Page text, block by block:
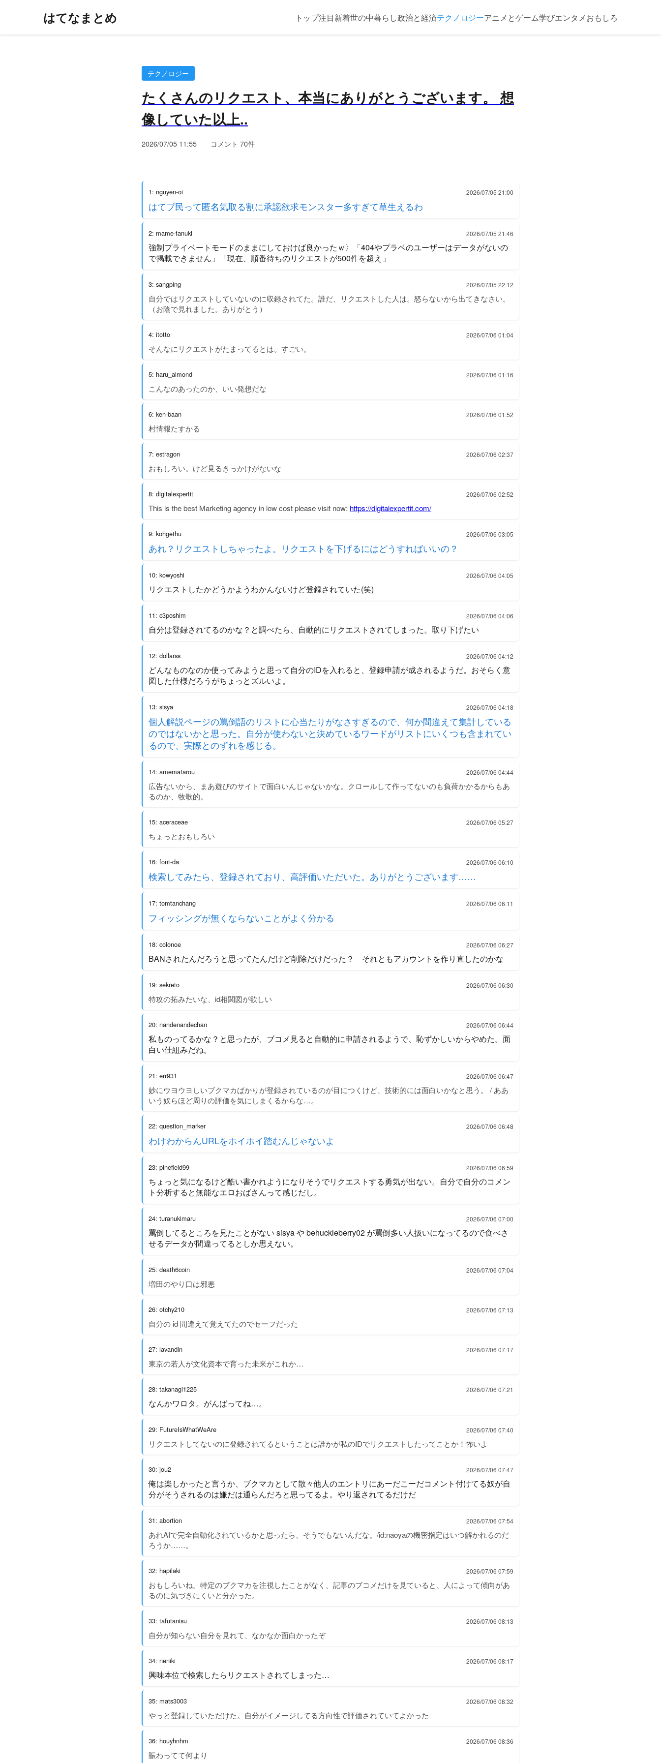
はてなまとめ トップ注目新着世の中暮らし政治と経済テクノロジーアニメとゲーム学びエンタメおもしろ
テクノロジー
たくさんのリクエスト、本当にありがとうございます。 想
像していた以上..
2026/07/05 11:55 コメント 70件
1: nguyen-oi 2026/07/05 21:00
はてブ民って匿名気取る割に承認欲求モンスター多すぎて草生えるわ
2: mame-tanuki 2026/07/05 21:46
強制プライベートモードのままにしておけば良かったｗ〉「404やプラベのユーザーはデータがないの
で掲載できません」「現在、順番待ちのリクエストが500件を超え」
3: sangping 2026/07/05 22:12
自分ではリクエストしていないのに収録されてた。誰だ、リクエストした人は。怒らないから出てきなさい。
（お陰で見れました。ありがとう）
4: itotto 2026/07/06 01:04
そんなにリクエストがたまってるとは。すごい。
5: haru_almond 2026/07/06 01:16
こんなのあったのか、いい発想だな
6: ken-baan 2026/07/06 01:52
村情報たすかる
7: estragon 2026/07/06 02:37
おもしろい。けど見るきっかけがないな
8: digitalexpertit 2026/07/06 02:52
This is the best Marketing agency in low cost please visit now: https://digitalexpertit.com/
9: kohgethu 2026/07/06 03:05
あれ？リクエストしちゃったよ。リクエストを下げるにはどうすればいいの？
10: kowyoshi 2026/07/06 04:05
リクエストしたかどうかようわかんないけど登録されていた(笑)
11: c3poshim 2026/07/06 04:06
自分は登録されてるのかな？と調べたら、自動的にリクエストされてしまった。取り下げたい
12: dollarss 2026/07/06 04:12
どんなものなのか使ってみようと思って自分のIDを入れると、登録申請が成されるようだ。おそらく意
図した仕様だろうがちょっとズルいよ。
13: sisya 2026/07/06 04:18
個人解説ページの罵倒語のリストに心当たりがなさすぎるので、何か間違えて集計している
のではないかと思った。自分が使わないと決めているワードがリストにいくつも含まれてい
るので、実際とのずれを感じる。
14: amematarou 2026/07/06 04:44
広告ないから、まあ遊びのサイトで面白いんじゃないかな。クロールして作ってないのも負荷かかるからもあ
るのか、牧歌的。
15: aceraceae 2026/07/06 05:27
ちょっとおもしろい
16: font-da 2026/07/06 06:10
検索してみたら、登録されており、高評価いただいた。ありがとうございます……
17: tomtanchang 2026/07/06 06:11
フィッシングが無くならないことがよく分かる
18: colonoe 2026/07/06 06:27
BANされたんだろうと思ってたんだけど削除だけだった？ それともアカウントを作り直したのかな
19: sekreto 2026/07/06 06:30
特攻の拓みたいな、id相関図が欲しい
20: nandenandechan 2026/07/06 06:44
私ものってるかな？と思ったが、ブコメ見ると自動的に申請されるようで、恥ずかしいからやめた。面
白い仕組みだね。
21: err931 2026/07/06 06:47
妙にウヨウヨしいブクマカばかりが登録されているのが目につくけど、技術的には面白いかなと思う。 / ああ
いう奴らほど周りの評価を気にしまくるからな…。
22: question_marker 2026/07/06 06:48
わけわからんURLをホイホイ踏むんじゃないよ
23: pinefield99 2026/07/06 06:59
ちょっと気になるけど酷い書かれようになりそうでリクエストする勇気が出ない。自分で自分のコメン
ト分析すると無能なエロおばさんって感じだし。
24: turanukimaru 2026/07/06 07:00
罵倒してるところを見たことがない sisya や behuckleberry02 が罵倒多い人扱いになってるので食べさ
せるデータが間違ってるとしか思えない。
25: death6coin 2026/07/06 07:04
増田のやり口は邪悪
26: otchy210 2026/07/06 07:13
自分の id 間違えて覚えてたのでセーフだった
27: lavandin 2026/07/06 07:17
東京の若人が文化資本で育った未来がこれか…
28: takanagi1225 2026/07/06 07:21
なんかワロタ。がんばってね…。
29: FutureIsWhatWeAre 2026/07/06 07:40
リクエストしてないのに登録されてるということは誰かが私のIDでリクエストしたってことか！怖いよ
30: jou2 2026/07/06 07:47
俺は楽しかったと言うか、ブクマカとして散々他人のエントリにあーだこーだコメント付けてる奴が自
分がそうされるのは嫌だは通らんだろと思ってるよ。やり返されてるだけだ
31: abortion 2026/07/06 07:54
あれAIで完全自動化されているかと思ったら、そうでもないんだな。/id:naoyaの機密指定はいつ解かれるのだ
ろうか……。
32: hapilaki 2026/07/06 07:59
おもしろいね。特定のブクマカを注視したことがなく、記事のブコメだけを見ていると、人によって傾向があ
るのに気づきにくいと分かった。
33: tafutanisu 2026/07/06 08:13
自分が知らない自分を見れて、なかなか面白かったぞ
34: neniki 2026/07/06 08:17
興味本位で検索したらリクエストされてしまった…
35: mats3003 2026/07/06 08:32
やっと登録していただけた。自分がイメージしてる方向性で評価されていてよかった
36: houyhnhm 2026/07/06 08:36
賑わってて何より